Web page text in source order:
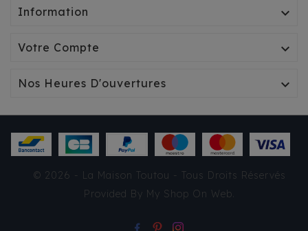
Information 
Votre Compte 
Nos Heures D'ouvertures 
© 2026 - La Maison Toutou - Tous Droits Réservés
Provided By My Shop On Web